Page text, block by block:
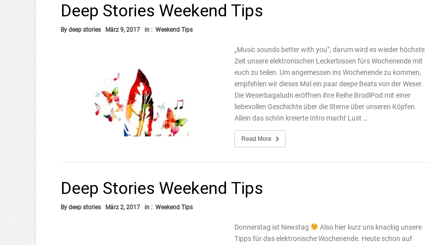
Deep Stories Weekend Tips
By deep stories März 9, 2017 in : Weekend Tips
„Music sounds better with you“, darum wird es wieder höchste
Zeit unsere elektronischen Leckerbissen fürs Wochenende mit
euch zu teilen. Um angemessen ins Wochenende zu kommen,
empfehlen wir dieses Mal ein paar deepe Beats von der Weser.
Die Weserbagaludn eröffnen ihre Reihe BrodlPod mit einer
liebevollen Geschichte über die Sterne über unseren Köpfen.
Allein das schön kreierte Intro macht Lust …
Read More
Deep Stories Weekend Tips
By deep stories März 2, 2017 in : Weekend Tips
Donnerstag ist Newstag
Also hier kurz uns knackig unsere
Tipps für das elektronische Wochenende. Heute schon auf